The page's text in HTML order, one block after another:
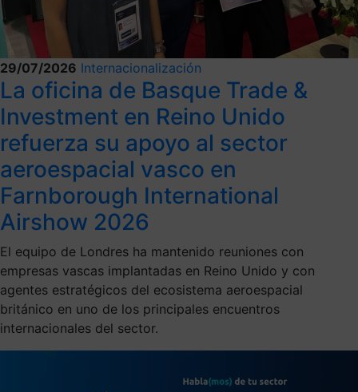
29/07/2026 Internacionalización
La oficina de Basque Trade &
Investment en Reino Unido
refuerza su apoyo al sector
aeroespacial vasco en
Farnborough International
Airshow 2026
El equipo de Londres ha mantenido reuniones con
empresas vascas implantadas en Reino Unido y con
agentes estratégicos del ecosistema aeroespacial
británico en uno de los principales encuentros
internacionales del sector.